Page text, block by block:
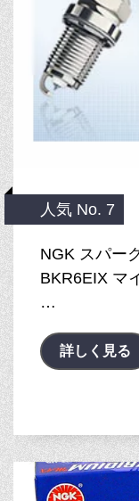
人気 No. 7
NGK スパー
BKR6EIX マ
…
詳しく見る